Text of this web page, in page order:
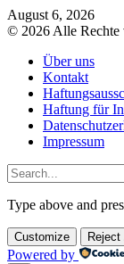
August 6, 2026
© 2026 Alle Rechte
Über uns
Kontakt
Haftung für
Impressum
Type above and
Customize Reject
Powered by